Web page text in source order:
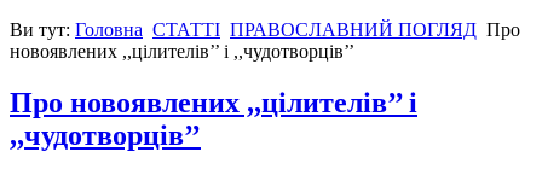
Ви тут: Головна СТАТТІ ПРАВОСЛАВНИЙ ПОГЛЯД Про
новоявлених ,,цілителів’’ і ,,чудотворців’’
Про новоявлених ,,цілителів’’ і
,,чудотворців’’